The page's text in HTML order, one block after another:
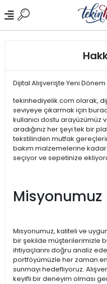
Dijital Alışverişte Yeni Dönem
tekinhediyelik.com olarak,
seviyeye çıkarmak için
kullanıcı dostu arayüzümüz
aradığınız her şeyi tek bir
tekstilinden mutfak
bakım malzemelerine
seçiyor ve sepetinize
Misyonumuz
Misyonumuz, kaliteli ve
bir şekilde müşterilerimizle
ihtiyaçlarını doğru analiz
portföyümüzle her zaman
sunmayı hedefliyoruz.
keyifli bir deneyim olması